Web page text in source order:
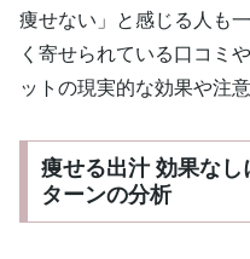
痩せない」と感じる人も
く寄せられている口コミ
ットの現実的な効果や注
痩せる出汁 効果な
ターンの分析